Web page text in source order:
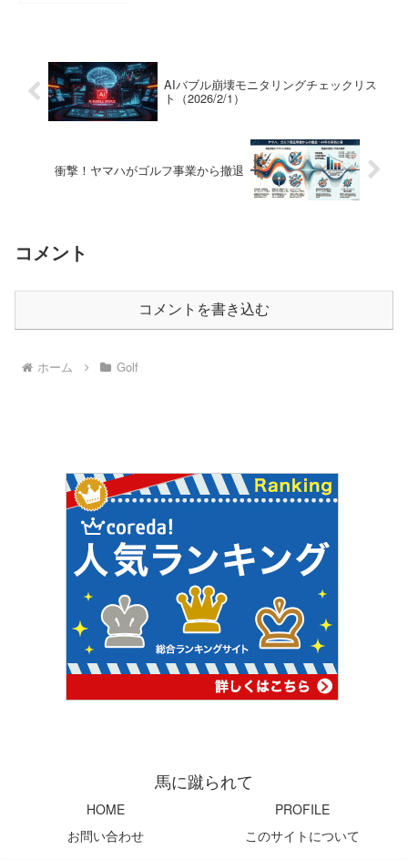
AIバブル崩壊モニタリングチェックリス
ト（2026/2/1）
衝撃！ヤマハがゴルフ事業から撤退
コメント
コメントを書き込む
ホーム Golf
馬に蹴られて
HOME
PROFILE
お問い合わせ
このサイトについて